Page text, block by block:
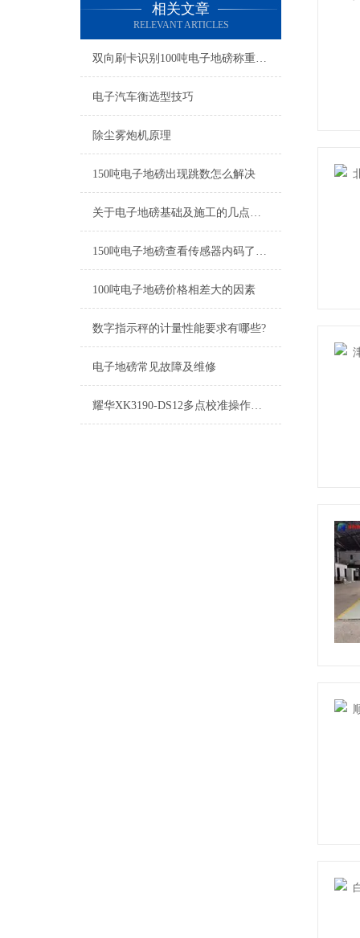
相关文章
RELEVANT ARTICLES
双向刷卡识别100吨电子地磅称重系统原理
电子汽车衡选型技巧
除尘雾炮机原理
150吨电子地磅出现跳数怎么解决
关于电子地磅基础及施工的几点建议
150吨电子地磅查看传感器内码了解秤体安装情况
100吨电子地磅价格相差大的因素
数字指示秤的计量性能要求有哪些?
电子地磅常见故障及维修
耀华XK3190-DS12多点校准操作方法